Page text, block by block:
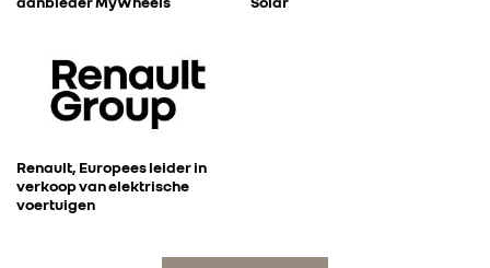
Renault, Europees leider in
verkoop van elektrische
voertuigen